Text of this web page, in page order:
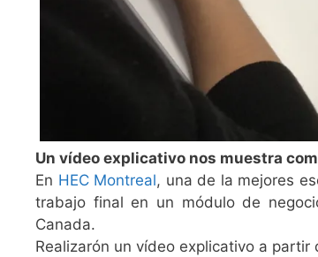
Un vídeo explicativo nos muestra
En HEC Montreal, una de la mejores
trabajo final en un módulo de
Canada.
Realizarón un vídeo explicativo a